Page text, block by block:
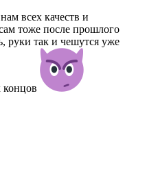
всех качеств и
тоже после прошлого
руки так и чешутся уже
концов